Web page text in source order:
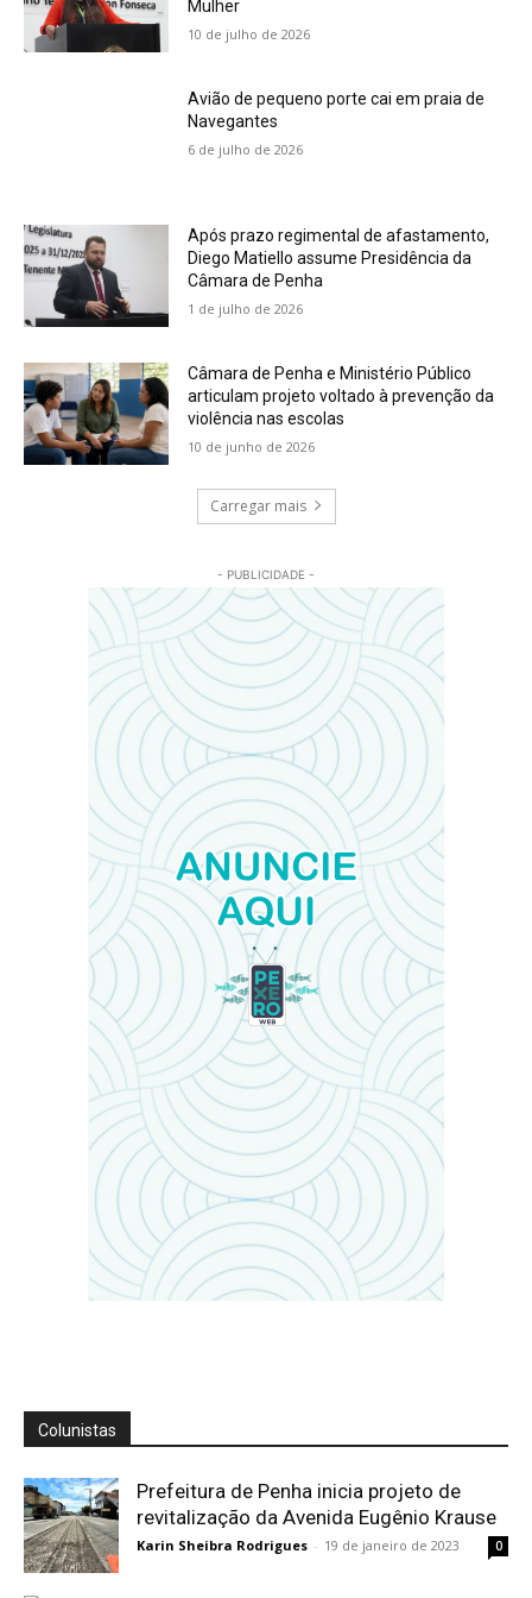
Mulher
10 de julho de 2026
Avião de pequeno porte cai em praia de
Navegantes
6 de julho de 2026
Após prazo regimental de afastamento,
Diego Matiello assume Presidência da
Câmara de Penha
1 de julho de 2026
Câmara de Penha e Ministério Público
articulam projeto voltado à prevenção da
violência nas escolas
10 de junho de 2026
Carregar mais
- PUBLICIDADE -
Colunistas
Prefeitura de Penha inicia projeto de
revitalização da Avenida Eugênio Krause
Karin Sheibra Rodrigues - 19 de janeiro de 2023 0